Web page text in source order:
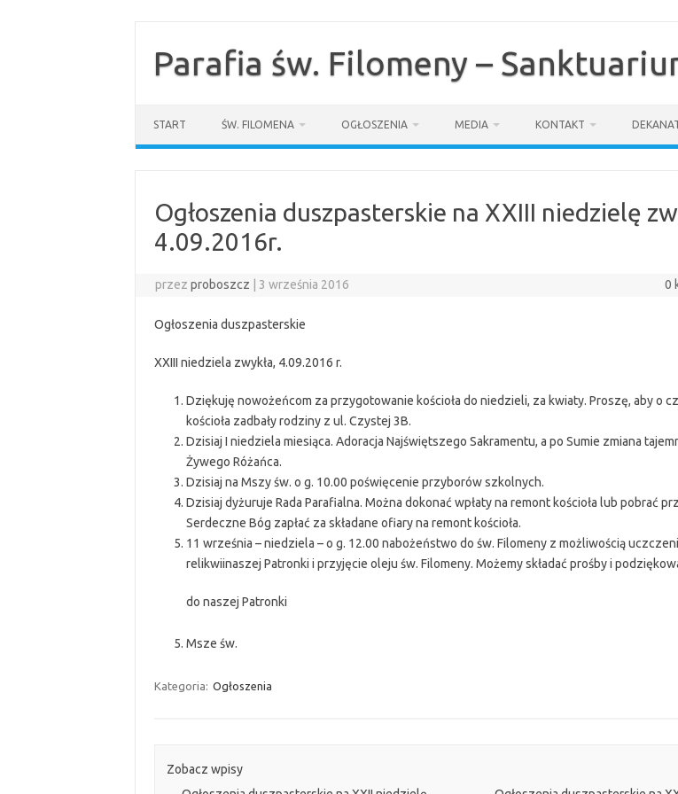
treściParafia św. Filomeny –
START ŚW. FILOMENA OGŁOSZENIA MEDIA KONTAKT
Ogłoszenia duszpasterskie na XXIII niedzielę
4.09.2016r.
przezproboszcz 3 września 2016 0
Ogłoszenia duszpasterskie
XXIII niedziela zwykła, 4.09.2016 r.
Dziękuję nowożeńcom za przygotowanie kościoła do niedzieli, za kwiaty. Proszę, aby o
kościoła zadbały rodziny z ul. Czystej 3B.
Dzisiaj I niedziela miesiąca. Adoracja Najświętszego Sakramentu, a po Sumie zmiana
Żywego Różańca.
Dzisiaj na Mszy św. o g. 10.00 poświęcenie przyborów szkolnych.
Dzisiaj dyżuruje Rada Parafialna. Można dokonać wpłaty na remont kościoła lub pobrać
Serdeczne Bóg zapłać za składane ofiary na remont kościoła.
11 września – niedziela – o g. 12.00 nabożeństwo do św. Filomeny z możliwością
relikwiinaszej Patronki i przyjęcie oleju św. Filomeny. Możemy składać prośby i
do naszej Patronki
Msze św.
Kategoria: Ogłoszenia
Zobacz wpisy